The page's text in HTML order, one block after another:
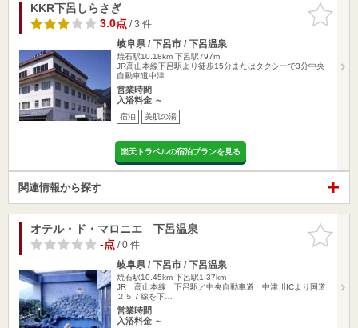
お気に入
りに追加
KKR下呂しらさぎ
3.0点/ 3 件
岐阜県 / 下呂市 / 下呂温泉
焼石駅10.18km 下呂駅797m
JR高山本線下呂駅より徒歩15分またはタクシーで3分中央
自動車道中津…
営業時間
入浴料金 ～
宿泊 美肌の湯
楽天トラベルの宿泊プランを見る
関連情報から探す
お気に入
りに追加
オテル・ド・マロニエ 下呂温泉
-点/ 0 件
岐阜県 / 下呂市 / 下呂温泉
焼石駅10.45km 下呂駅1.37km
JR 高山本線 下呂駅／中央自動車道 中津川ICより国道
２５７線を下…
営業時間
入浴料金 ～